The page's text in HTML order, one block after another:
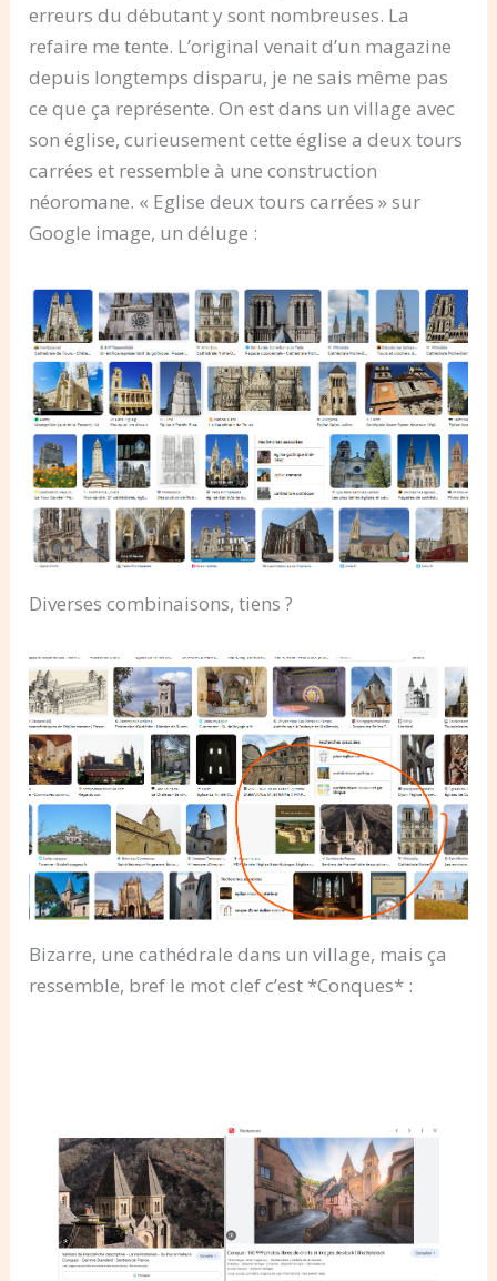
erreurs du débutant y sont nombreuses. La
refaire me tente. L’original venait d’un magazine
depuis longtemps disparu, je ne sais même pas
ce que ça représente. On est dans un village avec
son église, curieusement cette église a deux tours
carrées et ressemble à une construction
néoromane. « Eglise deux tours carrées » sur
Google image, un déluge :
Diverses combinaisons, tiens ?
Bizarre, une cathédrale dans un village, mais ça
ressemble, bref le mot clef c’est *Conques* :